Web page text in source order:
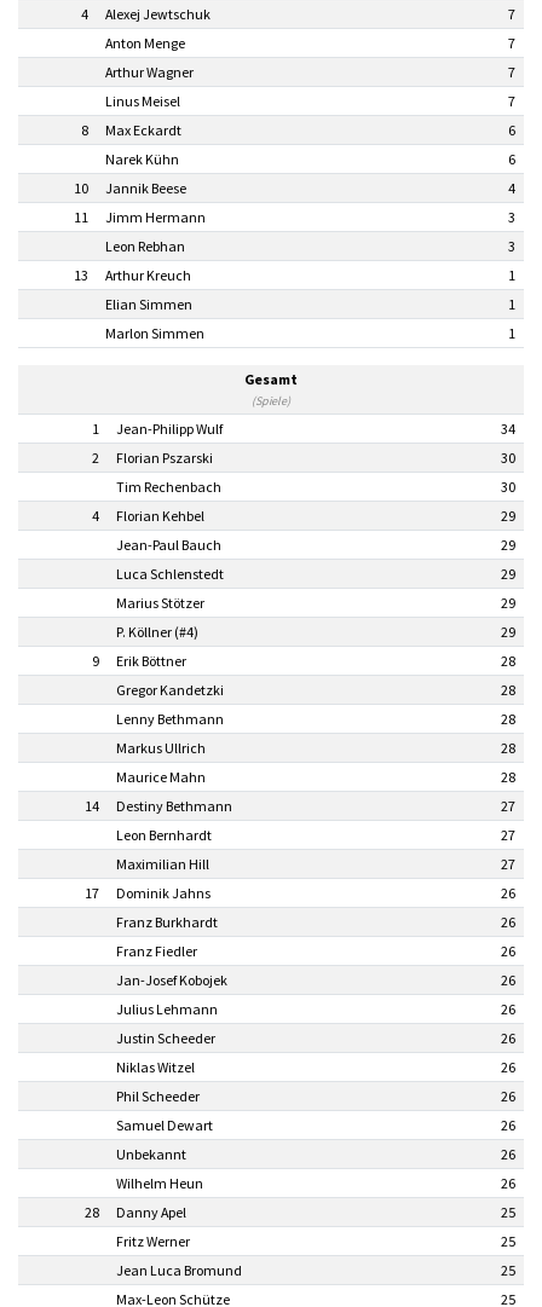
4
Alexej Jewtschuk
7
Anton Menge
7
Arthur Wagner
7
Linus Meisel
7
8
Max Eckardt
6
Narek Kühn
6
10
Jannik Beese
4
11
Jimm Hermann
3
Leon Rebhan
3
13
Arthur Kreuch
1
Elian Simmen
1
Marlon Simmen
1
Gesamt
(Spiele)
1 Jean-Philipp Wulf
34
2
Florian Pszarski
30
Tim Rechenbach
30
4
Florian Kehbel
29
Jean-Paul Bauch
29
Luca Schlenstedt
29
Marius Stötzer
29
P. Köllner (#4)
29
9
Erik Böttner
28
Gregor Kandetzki
28
Lenny Bethmann
28
Markus Ullrich
28
Maurice Mahn
28
14
Destiny Bethmann
27
Leon Bernhardt
27
Maximilian Hill
27
17
Dominik Jahns
26
Franz Burkhardt
26
Franz Fiedler
26
Jan-Josef Kobojek
26
Julius Lehmann
26
Justin Scheeder
26
Niklas Witzel
26
Phil Scheeder
26
Samuel Dewart
26
Unbekannt
26
Wilhelm Heun
26
28
Danny Apel
25
Fritz Werner
25
Jean Luca Bromund
25
Max-Leon Schütze
25